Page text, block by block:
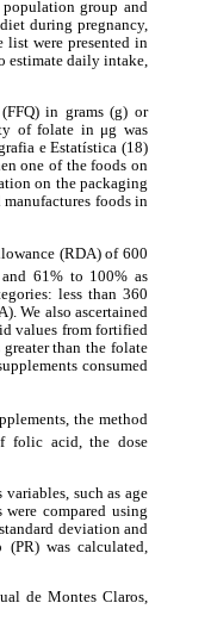
population group and
during pregnancy,
list were presented in
estimate daily intake,
in grams (g) or
of folate in μg was
e Estatística (18)
one of the foods on
on the packaging
foods in
(RDA) of 600
61% to 100% as
less than 360
We also ascertained
values from fortified
than the folate
consumed
the method
folic acid, the dose
such as age
compared using
deviation and
was calculated,
de Montes Claros,